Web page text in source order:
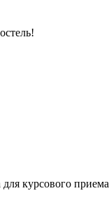
курсового приема